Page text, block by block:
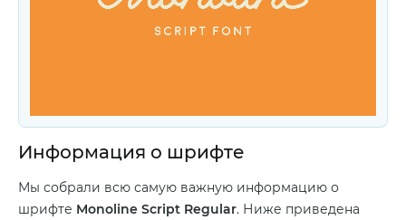
Информация о шрифте
Мы собрали всю самую важную информацию о
шрифте Monoline Script Regular. Ниже приведена